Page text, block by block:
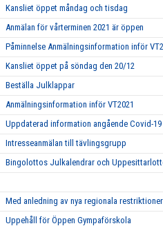
Kansliet öppet måndag och tisdag
Anmälan för vårterminen 2021 är öppen
Påminnelse Anmälningsinformation inför
Kansliet öppet på söndag den 20/12
Beställa Julklappar
Anmälningsinformation inför VT2021
Uppdaterad information angående Covid-
Intresseanmälan till tävlingsgrupp
Bingolottos Julkalendrar och
Med anledning av nya regionala restriktioner
Uppehåll för Öppen Gympaförskola